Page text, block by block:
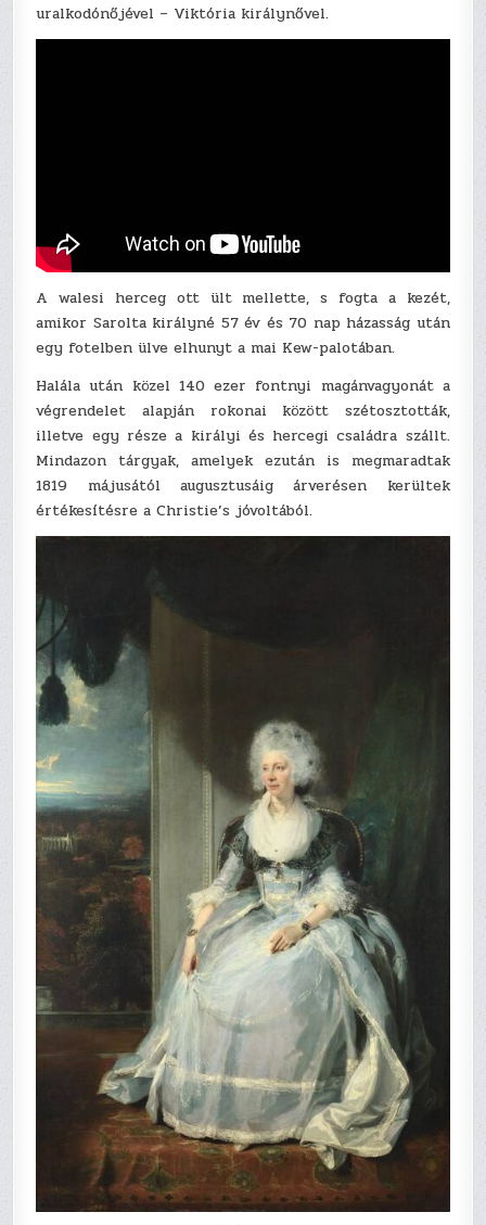
uralkodónőjével – Viktória királynővel.
A walesi herceg ott ült mellette, s fogta a kezét,
amikor Sarolta királyné 57 év és 70 nap házasság után
egy fotelben ülve elhunyt a mai Kew-palotában.
Halála után közel 140 ezer fontnyi magánvagyonát a
végrendelet alapján rokonai között szétosztották,
illetve egy része a királyi és hercegi családra szállt.
Mindazon tárgyak, amelyek ezután is megmaradtak
1819 májusától augusztusáig árverésen kerültek
értékesítésre a Christie’s jóvoltából.